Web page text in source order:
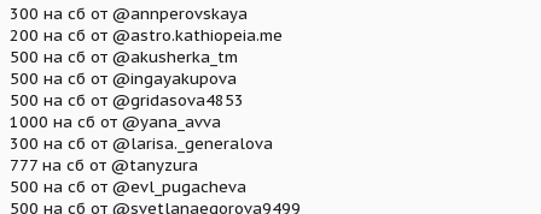
300 на сб от @annperovskaya
200 на сб от @astro.kathiopeia.me
500 на сб от @akusherka_tm
500 на сб от @ingayakupova
500 на сб от @gridasova4853
1000 на сб от @yana_avva
300 на сб от @larisa._generalova
777 на сб от @tanyzura
500 на сб от @evl_pugacheva
500 на сб от @svetlanaegorova9499